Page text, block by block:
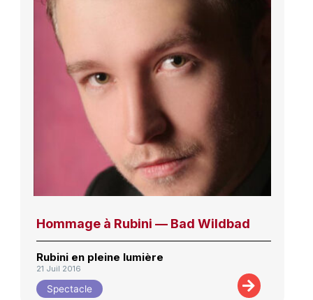
Hommage à Rubini — Bad Wildbad
Rubini en pleine lumière
21 Juil 2016
Spectacle